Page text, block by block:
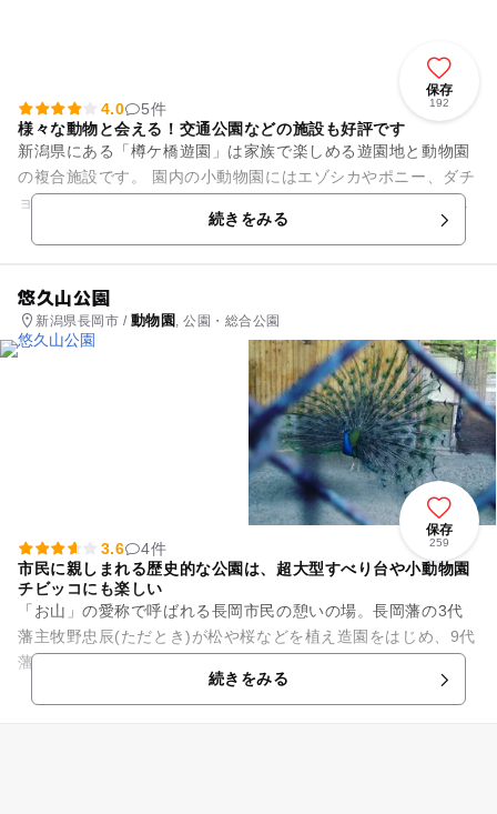
保存
192
4.0
5件
様々な動物と会える！交通公園などの施設も好評です
新潟県にある「樽ケ橋遊園」は家族で楽しめる遊園地と動物園
の複合施設です。 園内の小動物園にはエゾシカやポニー、ダチ
ョウ、アルパカ、ツキノワグマ、フラミンゴなどの動物が飼育
続きをみる
悠久山公園
新潟県長岡市 / 動物園 , 公園・総合公園
保存
259
3.6
4件
市民に親しまれる歴史的な公園は、超大型すべり台や小動物園
チビッコにも楽しい
「お山」の愛称で呼ばれる長岡市民の憩いの場。長岡藩の3代
藩主牧野忠辰(ただとき)が松や桜などを植え造園をはじめ、9代
藩主牧野忠精(ただきよ)が蒼柴神社を建立。牧野家の霊廟も造
続きをみる